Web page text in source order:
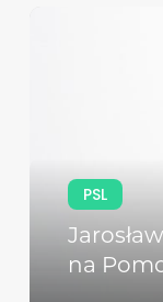
PSL
na